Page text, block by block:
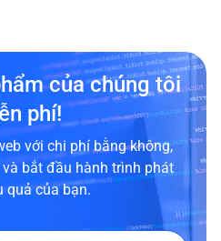
của chúng tôi
phí!
với chi phí bằng không,
bắt đầu hành trình phát
quả của bạn.